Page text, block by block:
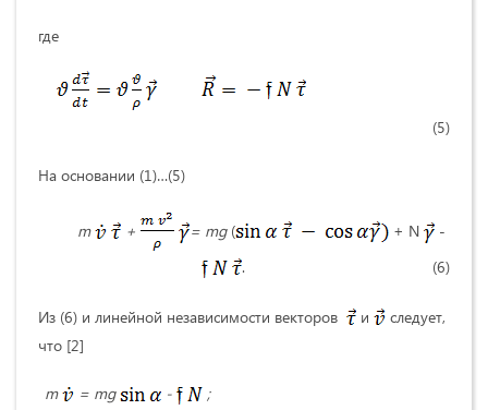
где
(5)
На основании (1)…(5)
m + = mg ( + N
-
. (6)
Из (6) и линейной независимости векторов и
следует,
что [2]
m = mg -
;